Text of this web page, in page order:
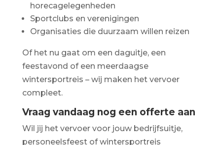
horecagelegenheden
Sportclubs en verenigingen
Organisaties die duurzaam willen reizen
Of het nu gaat om een daguitje, een
feestavond of een meerdaagse
wintersportreis – wij maken het vervoer
compleet.
Vraag vandaag nog een offerte aan
Wil jij het vervoer voor jouw bedrijfsuitje,
personeelsfeest of wintersportreis